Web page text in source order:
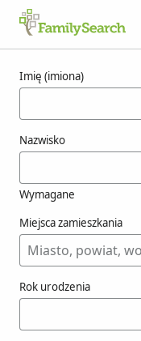
Imię (imiona)
Nazwisko
Wymagane
Miejsca zamieszkania
Rok urodzenia